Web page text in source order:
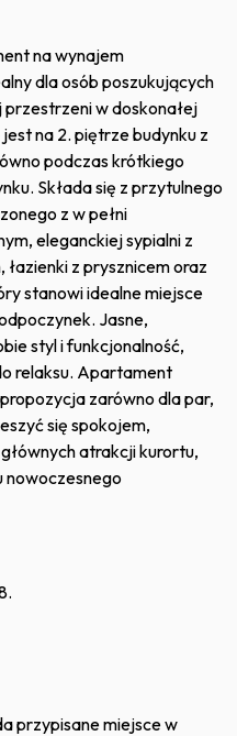
na wynajem
dla osób poszukujących
w doskonałej
na 2. piętrze budynku z
podczas krótkiego
Składa się z przytulnego
z w pełni
eleganckiej sypialni z
łazienki z prysznicem oraz
stanowi idealne miejsce
Jasne,
styl i funkcjonalność,
relaksu. Apartament
zarówno dla par,
się spokojem,
atrakcji kurortu,
przypisane miejsce w